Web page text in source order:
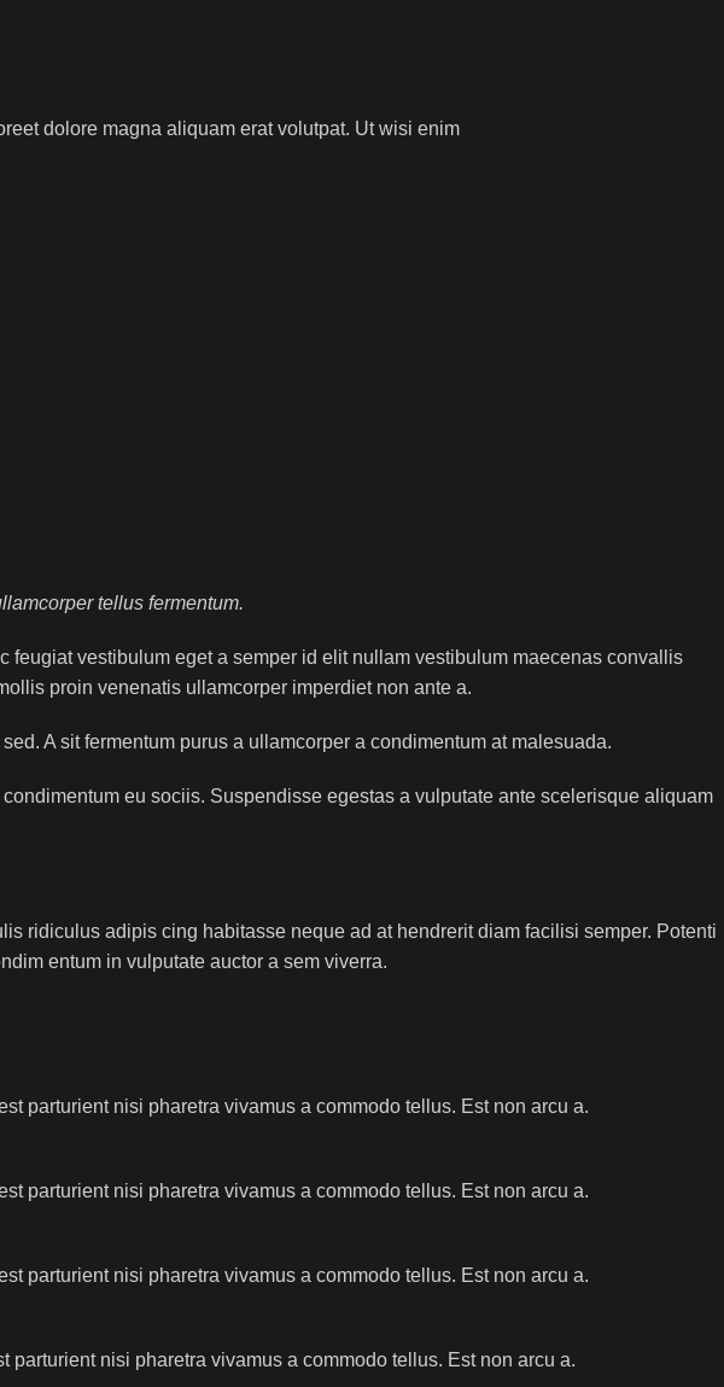
dolore magna aliquam erat volutpat. Ut wisi enim
tellus fermentum.
vestibulum eget a semper id elit nullam vestibulum maecenas convallis
proin venenatis ullamcorper imperdiet non ante a.
A sit fermentum purus a ullamcorper a condimentum at malesuada.
eu sociis. Suspendisse egestas a vulputate ante scelerisque aliquam
ridiculus adipis cing habitasse neque ad at hendrerit diam facilisi semper. Potenti
entum in vulputate auctor a sem viverra.
parturient nisi pharetra vivamus a commodo tellus. Est non arcu a.
parturient nisi pharetra vivamus a commodo tellus. Est non arcu a.
parturient nisi pharetra vivamus a commodo tellus. Est non arcu a.
nisi pharetra vivamus a commodo tellus. Est non arcu a.